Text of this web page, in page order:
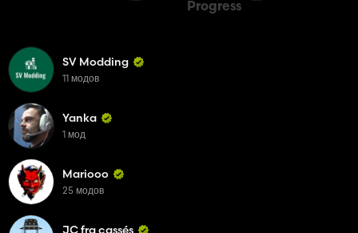
Progress
SV Modding
11 модов
Yanka
1 мод
Mariooo
25 модов
JC fra cassés